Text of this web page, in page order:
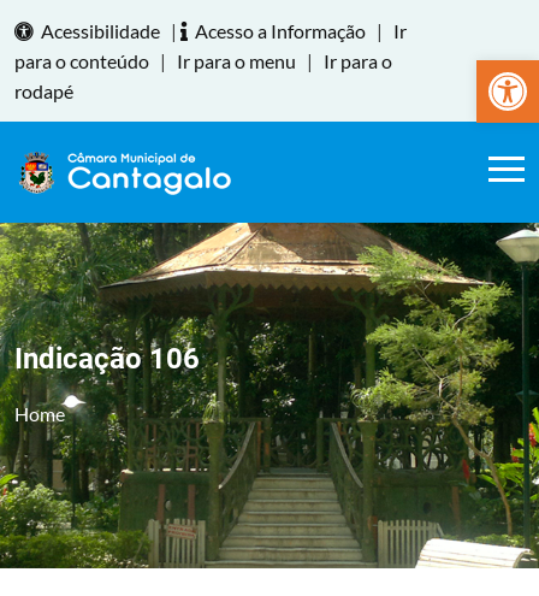
Abrir
Acessibilidade | Acesso a Informação |
Ir
para o conteúdo | Ir para o menu |
Ir para o
rodapé
Indicação 106
Home